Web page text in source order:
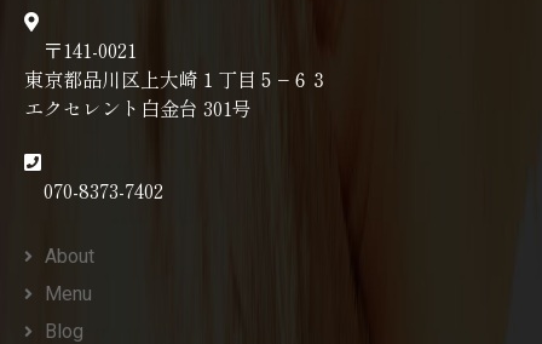
〒141-0021
東京都品川区上大崎１丁目５−６３
エクセレント白金台 301号
070-8373-7402
About
Menu
Blog